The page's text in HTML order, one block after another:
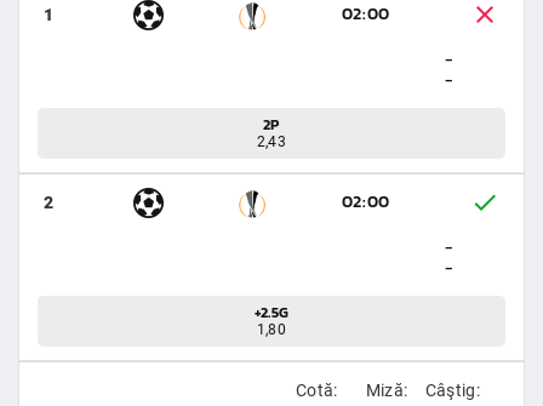
1
02:00
-
-
2P
2,43
2
02:00
-
-
+2.5G
1,80
Cotă:
Miză:
Câştig: